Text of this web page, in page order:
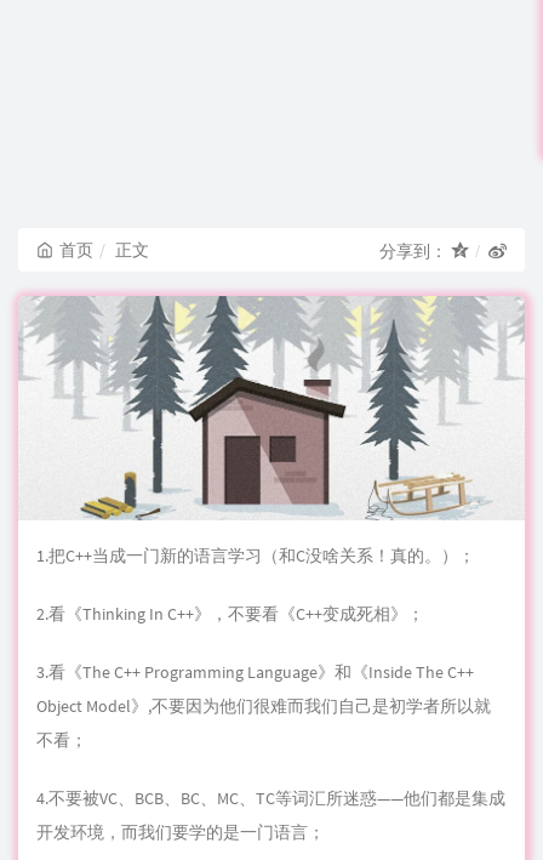
首页 正文 分享到：
1.把C++当成一门新的语言学习（和C没啥关系！真的。）；
2.看《Thinking In C++》，不要看《C++变成死相》；
3.看《The C++ Programming Language》和《Inside The C++
Object Model》,不要因为他们很难而我们自己是初学者所以就
不看；
4.不要被VC、BCB、BC、MC、 TC等词汇所迷惑——他们都是集成
开发环境，而我们要学的是一门语言；